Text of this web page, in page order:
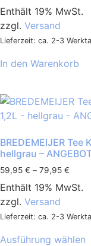
Enthält 19% MwSt.
zzgl. Versand
Lieferzeit: ca. 2-3
In den Warenkorb
BREDEMEIJER
hellgrau –
59,95 € – 79,95 €
Enthält 19% MwSt.
zzgl. Versand
Lieferzeit: ca. 2-3
Ausführung wählen